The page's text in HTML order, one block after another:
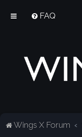
FAQ
Wings X Forum